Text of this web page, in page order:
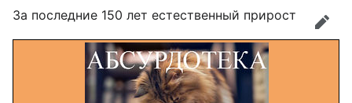
За последние 150 лет естественный прирост